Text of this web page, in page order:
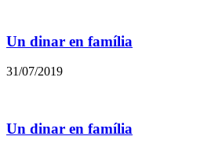
Un dinar en família
31/07/2019
Un dinar en família